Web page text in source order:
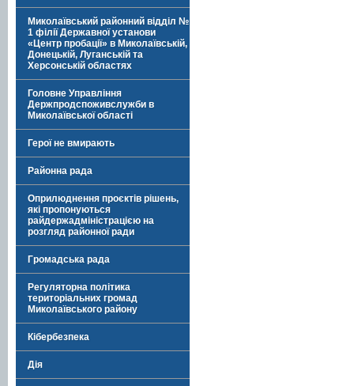
Миколаївський районний відділ №
1 філії Державної установи
«Центр пробації» в Миколаївській,
Донецькій, Луганській та
Херсонській областях
Головне Управління
Держпродспоживслужби в
Миколаївської області
Герої не вмирають
Районна рада
Оприлюднення проєктів рішень,
які пропонуються
райдержадміністрацією на
розгляд районної ради
Громадська рада
Регуляторна політика
територіальних громад
Миколаївського району
Кібербезпека
Дія